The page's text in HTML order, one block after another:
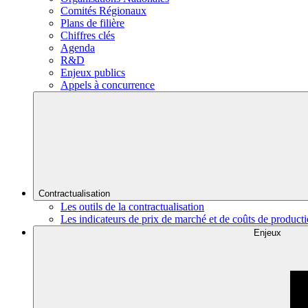
Comités Régionaux
Plans de filière
Chiffres clés
Agenda
R&D
Enjeux publics
Appels à concurrence
Contractualisation
Les outils de la contractualisation
Les indicateurs de prix de marché et de coûts de
Enjeux